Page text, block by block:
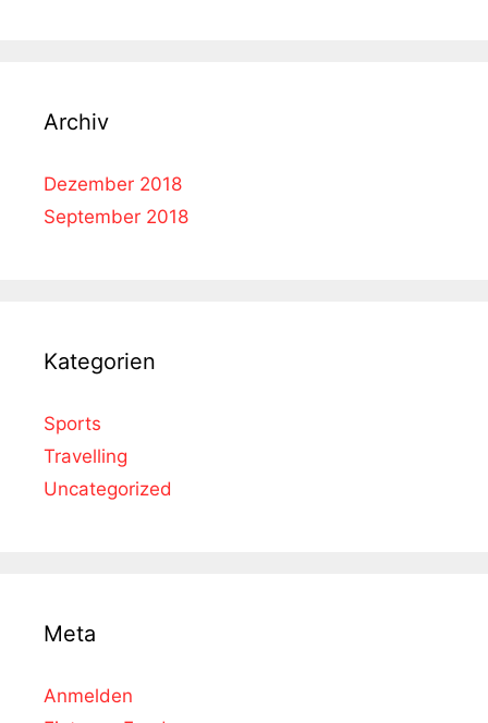
Archiv
Dezember 2018
September 2018
Kategorien
Sports
Travelling
Uncategorized
Meta
Anmelden